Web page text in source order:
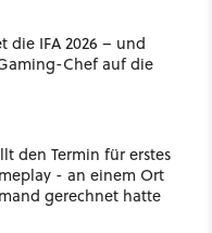
dass es nicht so
die IFA 2026 – und
Chef auf die
den Termin für erstes
- an einem Ort
gerechnet hatte